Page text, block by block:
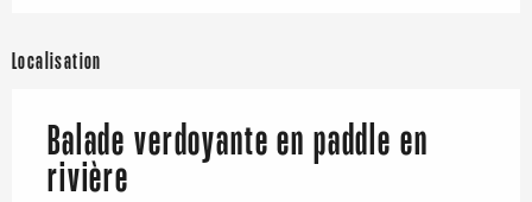
Localisation
Balade verdoyante en paddle en
rivière